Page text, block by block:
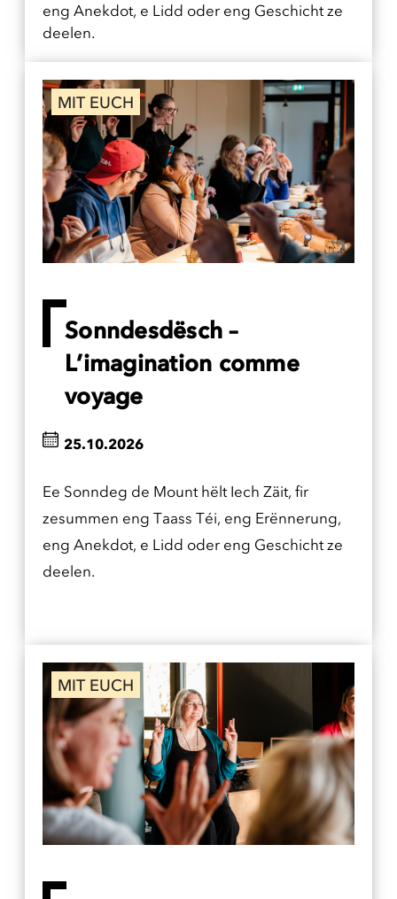
eng Anekdot, e Lidd oder eng Geschicht ze
deelen.
MIT EUCH
Sonndesdësch –
L’imagination comme
voyage
Ee Sonndeg de Mount hëlt Iech Zäit, fir
zesummen eng Taass Téi, eng Erënnerung,
eng Anekdot, e Lidd oder eng Geschicht ze
deelen.
25.10.2026
MIT EUCH